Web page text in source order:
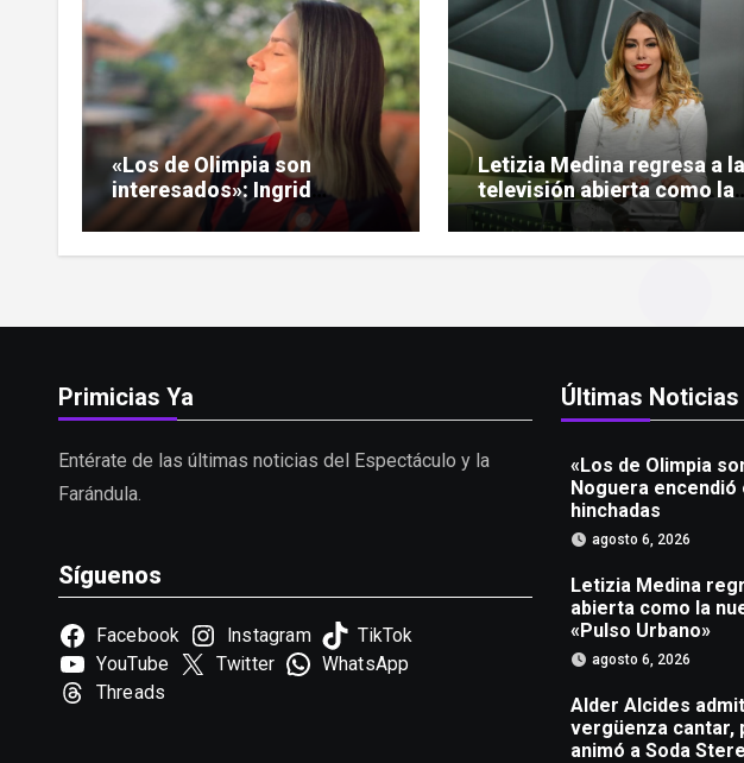
«Los de Olimpia son
interesados»: Ingrid
Noguera encendió el
debate sobre las hinchadas
Letizia Medina regresa a la
televisión abierta como la
nueva conductora de
«Pulso Urbano»
Primicias Ya
Entérate de las últimas noticias del Espectáculo y la
Farándula.
Síguenos
Facebook Instagram
TikTok
YouTube
Twitter
WhatsApp
Threads
Últimas Noticias
«Los de Olimpia
Noguera
hinchadas
agosto 6, 2026
Letizia Medina
abierta como la
«Pulso Urbano»
agosto 6, 2026
Alder Alcides
vergüenza cantar,
animó a Soda